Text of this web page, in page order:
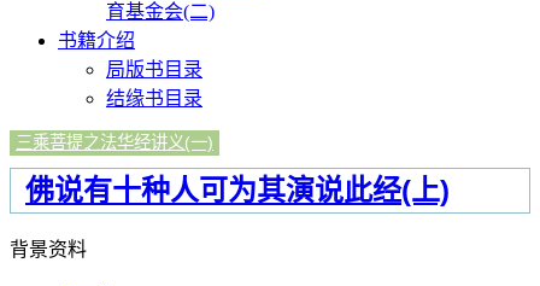
育基金会(二)
书籍介绍
局版书目录
结缘书目录
三乘菩提之法华经讲义(一)
佛说有十种人可为其演说此经(上)
背景资料